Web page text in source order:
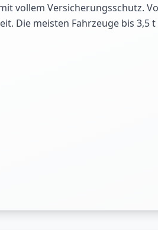
vollem Versicherungsschutz.
Die meisten Fahrzeuge bis